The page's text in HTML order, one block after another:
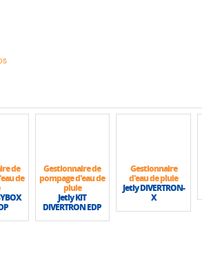
de
de
Gestionnaire de
pompage d'eau de
pluie
Jetly KIT
DIVERTRON EDP
Gestionnaire
d'eau de pluie
Jetly DIVERTRON-
X